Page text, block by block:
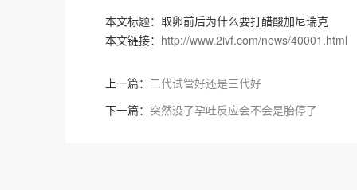
本文标题：取卵前后为什么要打醋酸加尼瑞克
本文链接： http://www.2ivf.com/news/40001.html
上一篇： 二代试管好还是三代好
下一篇： 突然没了孕吐反应会不会是胎停了